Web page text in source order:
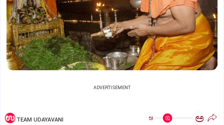
ADVERTISEMENT
TEAM UDAYAVANI ಅ ಅ